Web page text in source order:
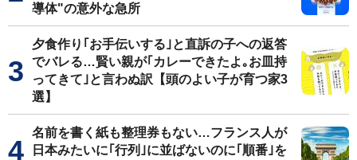
導体"の意外な急所
夕食作り｢お手伝いする｣と直訴の子への返答
でバレる…賢い親が｢カレーできたよ｡お皿持
ってきて｣と言わぬ訳【頭のよい子が育つ家3
選】
名前を書く紙も整理券もない…フランス人が
日本みたいに｢行列｣に並ばないのに｢順番｣を